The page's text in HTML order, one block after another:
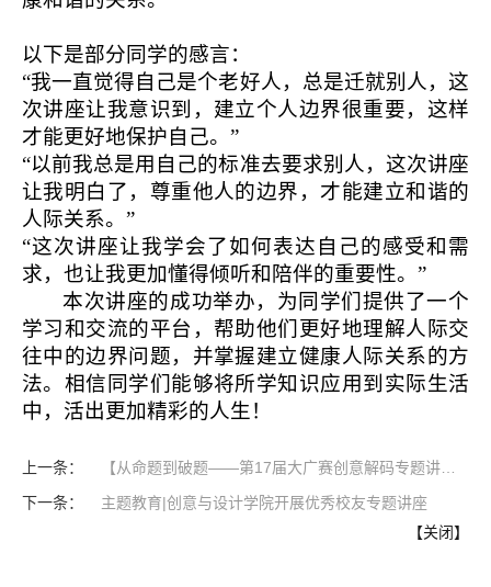
以下是部分同学的感言：
“我一直觉得自己是个老好人，总是迁就别人，这
次讲座让我意识到，建立个人边界很重要，这样
才能更好地保护自己。”
“以前我总是用自己的标准去要求别人，这次讲座
让我明白了，尊重他人的边界，才能建立和谐的
人际关系。”
“这次讲座让我学会了如何表达自己的感受和需
求，也让我更加懂得倾听和陪伴的重要性。”
本次讲座的成功举办，为同学们提供了一个
学习和交流的平台，帮助他们更好地理解人际交
往中的边界问题，并掌握建立健康人际关系的方
法。相信同学们能够将所学知识应用到实际生活
中，活出更加精彩的人生！
主题教育|创意与设计学院开展优秀校友专题讲座
【关闭】